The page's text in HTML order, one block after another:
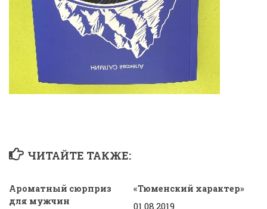
ЧИТАЙТЕ ТАКЖЕ:
Ароматный сюрприз
для мужчин
«Тюменский характер»
01.08.2019